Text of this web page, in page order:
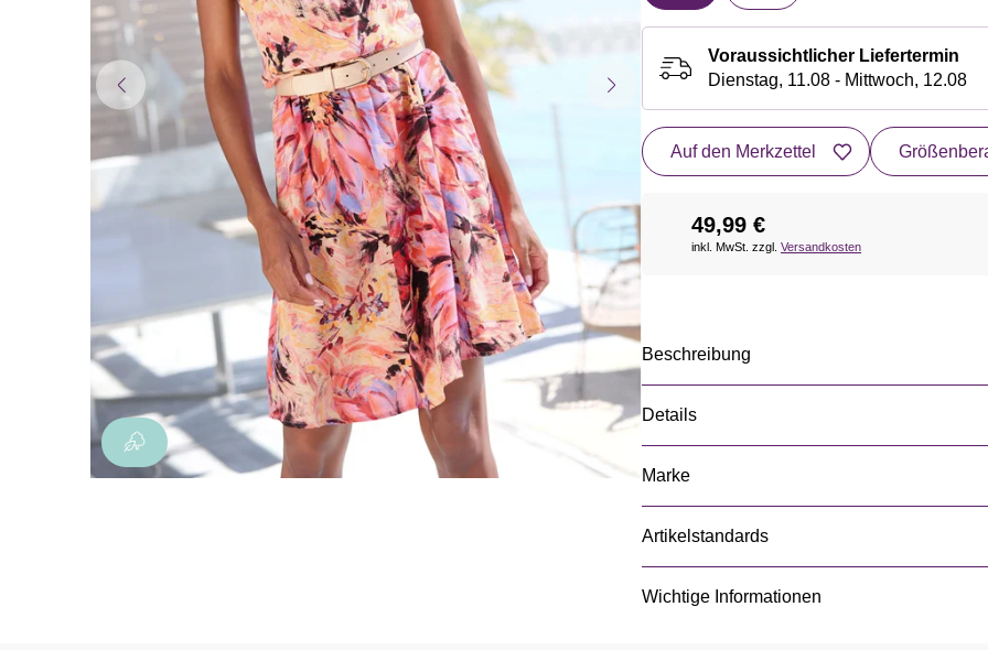
Voraussichtlicher Liefertermin
Dienstag, 11.08 - Mittwoch, 12.08
Auf den Merkzettel
49,99 €
inkl. MwSt. zzgl. Versandkosten
Beschreibung
Details
Marke
Artikelstandards
Wichtige Informationen